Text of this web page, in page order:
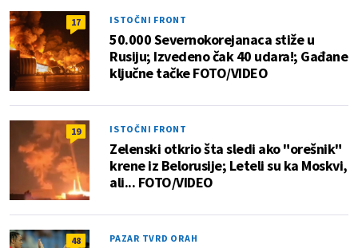
17 ISTOČNI FRONT
50.000 Severnokorejanaca stiže u
Rusiju; Izvedeno čak 40 udara!; Gađane
ključne tačke FOTO/VIDEO
19 ISTOČNI FRONT
Zelenski otkrio šta sledi ako "orešnik"
krene iz Belorusije; Leteli su ka Moskvi,
ali... FOTO/VIDEO
48 PAZAR TVRD ORAH